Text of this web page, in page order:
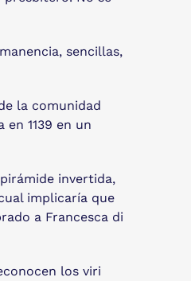
sencillas,
la comunidad
1139 en un
invertida,
implicaría que
a Francesca di
los viri